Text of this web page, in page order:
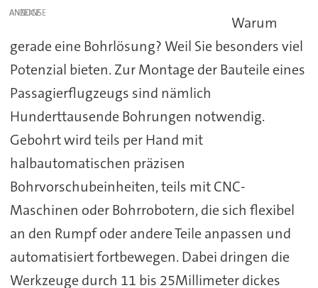
ANZEIGE
Warum
gerade eine Bohrlösung? Weil Sie besonders viel
Potenzial bieten. Zur Montage der Bauteile eines
Passagierflugzeugs sind nämlich
Hunderttausende Bohrungen notwendig.
Gebohrt wird teils per Hand mit
halbautomatischen präzisen
Bohrvorschubeinheiten, teils mit CNC-
Maschinen oder Bohrrobotern, die sich flexibel
an den Rumpf oder andere Teile anpassen und
automatisiert fortbewegen. Dabei dringen die
Werkzeuge durch 11 bis 25Millimeter dickes